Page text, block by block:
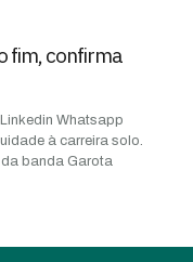
fim, confirma
Whatsapp
à carreira solo.
banda Garota